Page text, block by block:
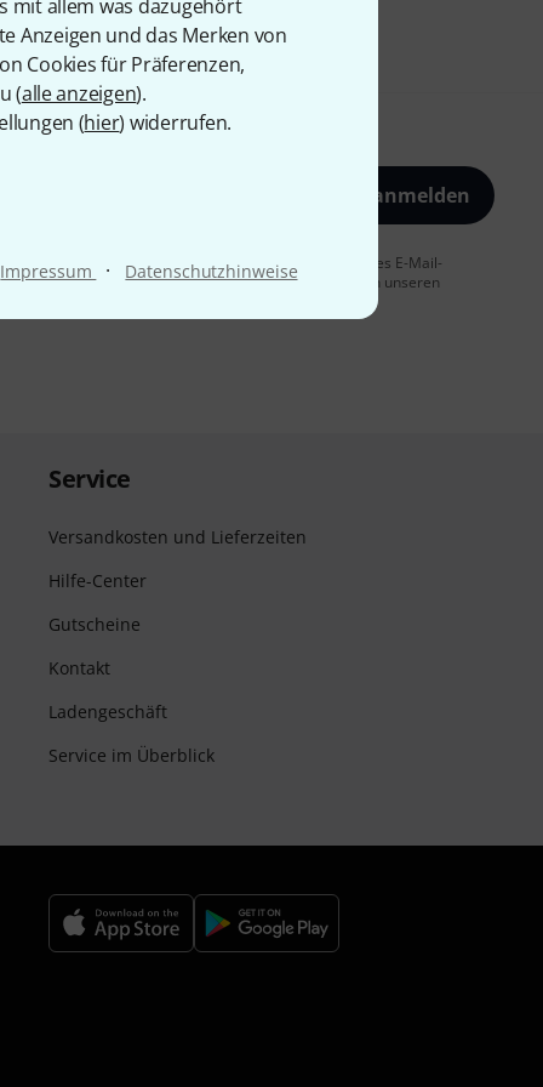
mit allem was dazugehört
Anzeigen und das Merken von
Cookies für Präferenzen,
(alle anzeigen).
(hier) widerrufen.
Impressum · Datenschutzhinweise
Jetzt anmelden
dem Erhalt von E-Mail-Werbung und einer Messung des E-Mail-
jederzeit möglich. Weitere Informationen finden Sie in unseren
Service
Versandkosten und Lieferzeiten
Hilfe-Center
Gutscheine
Kontakt
Ladengeschäft
Service im Überblick